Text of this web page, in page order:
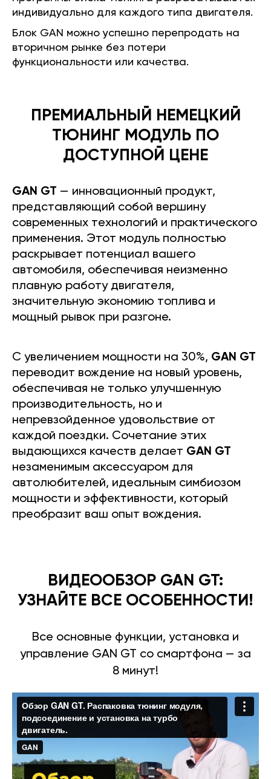
индивидуально для каждого типа двигателя.
Блок GAN можно успешно перепродать на
вторичном рынке без потери
функциональности или качества.
ПРЕМИАЛЬНЫЙ НЕМЕЦКИЙ
ТЮНИНГ МОДУЛЬ ПО
ДОСТУПНОЙ ЦЕНЕ
GAN GT — инновационный продукт,
представляющий собой вершину
современных технологий и практического
применения. Этот модуль полностью
раскрывает потенциал вашего
автомобиля, обеспечивая неизменно
плавную работу двигателя,
значительную экономию топлива и
мощный рывок при разгоне.
С увеличением мощности на 30%, GAN GT
переводит вождение на новый уровень,
обеспечивая не только улучшенную
производительность, но и
непревзойденное удовольствие от
каждой поездки. Сочетание этих
выдающихся качеств делает GAN GT
незаменимым аксессуаром для
автолюбителей, идеальным симбиозом
мощности и эффективности, который
преобразит ваш опыт вождения.
ВИДЕООБЗОР GAN GT:
УЗНАЙТЕ ВСЕ ОСОБЕННОСТИ!
Все основные функции, установка и
управление GAN GT со смартфона — за
8 минут!